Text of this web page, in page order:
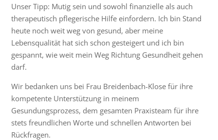
Unser Tipp: Mutig sein und sowohl finanzielle als auch
therapeutisch pflegerische Hilfe einfordern. Ich bin Stand
heute noch weit weg von gesund, aber meine
Lebensqualität hat sich schon gesteigert und ich bin
gespannt, wie weit mein Weg Richtung Gesundheit gehen
darf.
Wir bedanken uns bei Frau Breidenbach-Klose für ihre
kompetente Unterstützung in meinem
Gesundungsprozess, dem gesamten Praxisteam für ihre
stets freundlichen Worte und schnellen Antworten bei
Rückfragen.